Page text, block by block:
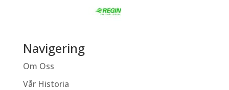
Navigering
Om Oss
Vår Historia